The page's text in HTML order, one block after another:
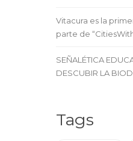
Vitacura es la
parte de
SEÑALÉTICA
DESCUBIR LA
Tags